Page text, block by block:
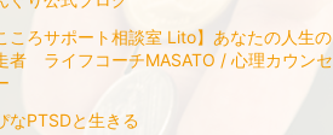
ころサポート相談室 Lito】あなたの人生の
者 ライフコーチMASATO / 心理カウンセ
なPTSDと生きる